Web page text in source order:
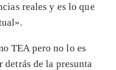
reales y es lo que
TEA pero no lo es
detrás de la presunta